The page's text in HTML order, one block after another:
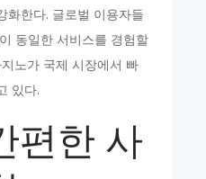
화한다. 글로벌 이용자들
동일한 서비스를 경험할
노가 국제 시장에서 빠
있다.
편한 사